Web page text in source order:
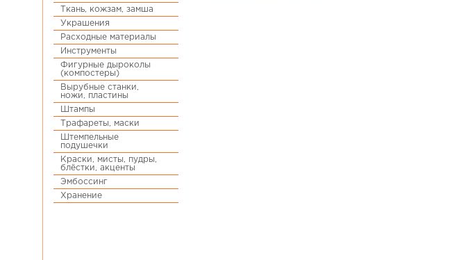
Ткань, кожзам, замша
Украшения
Расходные материалы
Инструменты
Фигурные дыроколы
(компостеры)
Вырубные станки,
ножи, пластины
Штампы
Трафареты, маски
Штемпельные
подушечки
Краски, мисты, пудры,
блёстки, акценты
Эмбоссинг
Хранение